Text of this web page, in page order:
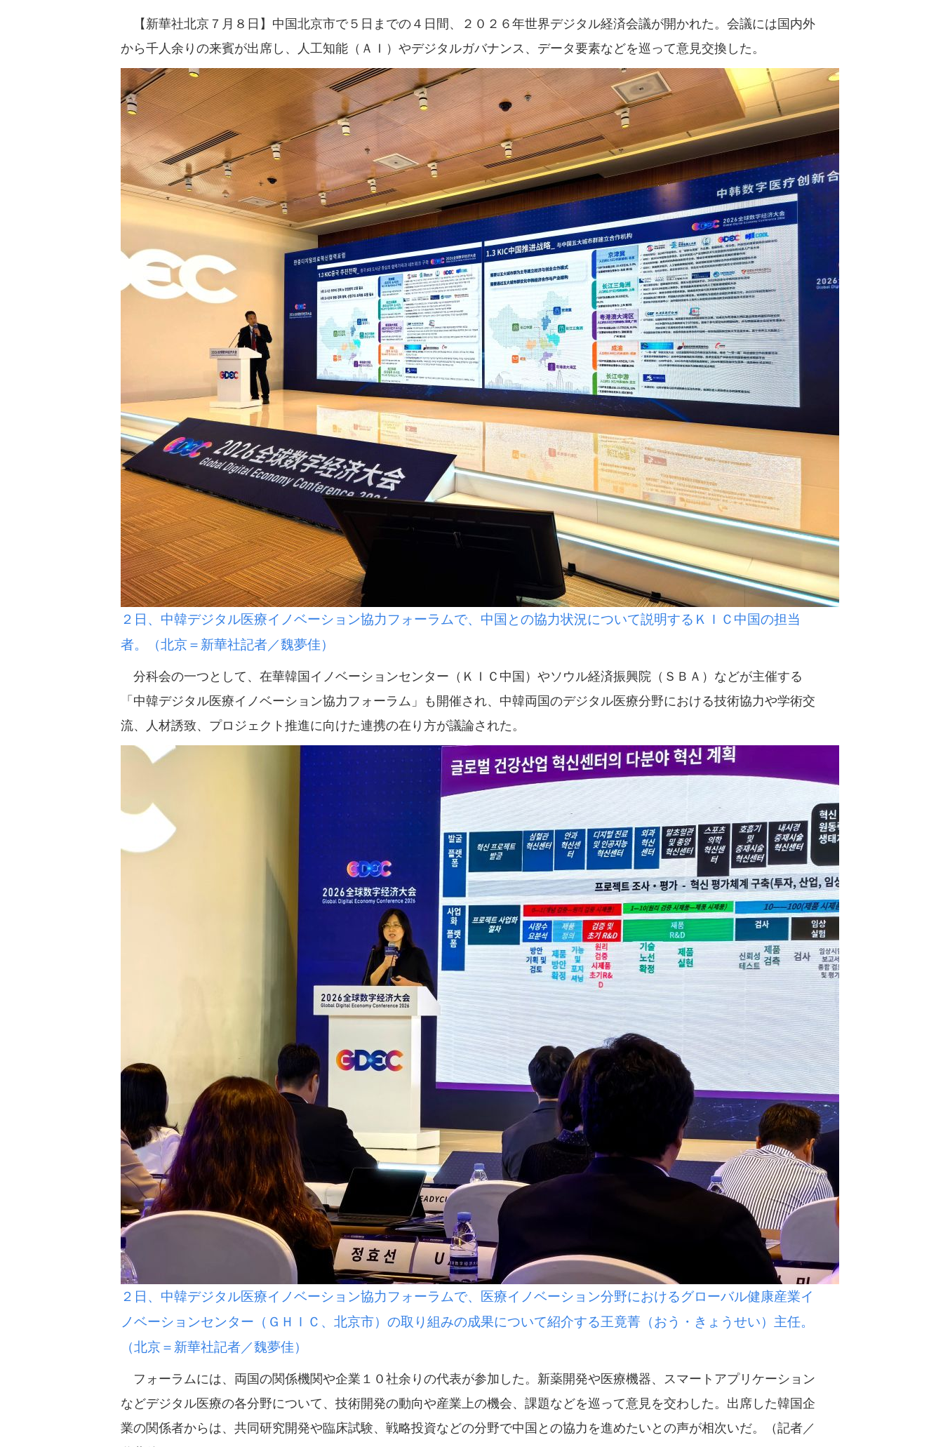
【新華社北京７月８日】中国北京市で５日までの４日間、２０２６年世界デジタル経済会議が開かれた。会議には国内外
から千人余りの来賓が出席し、人工知能（ＡＩ）やデジタルガバナンス、データ要素などを巡って意見交換した。
２日、中韓デジタル医療イノベーション協力フォーラムで、中国との協力状況について説明するＫＩＣ中国の担当
者。（北京＝新華社記者／魏夢佳）
分科会の一つとして、在華韓国イノベーションセンター（ＫＩＣ中国）やソウル経済振興院（ＳＢＡ）などが主催する
「中韓デジタル医療イノベーション協力フォーラム」も開催され、中韓両国のデジタル医療分野における技術協力や学術交
流、人材誘致、プロジェクト推進に向けた連携の在り方が議論された。
２日、中韓デジタル医療イノベーション協力フォーラムで、医療イノベーション分野におけるグローバル健康産業イ
ノベーションセンター（ＧＨＩＣ、北京市）の取り組みの成果について紹介する王竟菁（おう・きょうせい）主任。
（北京＝新華社記者／魏夢佳）
フォーラムには、両国の関係機関や企業１０社余りの代表が参加した。新薬開発や医療機器、スマートアプリケーション
などデジタル医療の各分野について、技術開発の動向や産業上の機会、課題などを巡って意見を交わした。出席した韓国企
業の関係者からは、共同研究開発や臨床試験、戦略投資などの分野で中国との協力を進めたいとの声が相次いだ。（記者／